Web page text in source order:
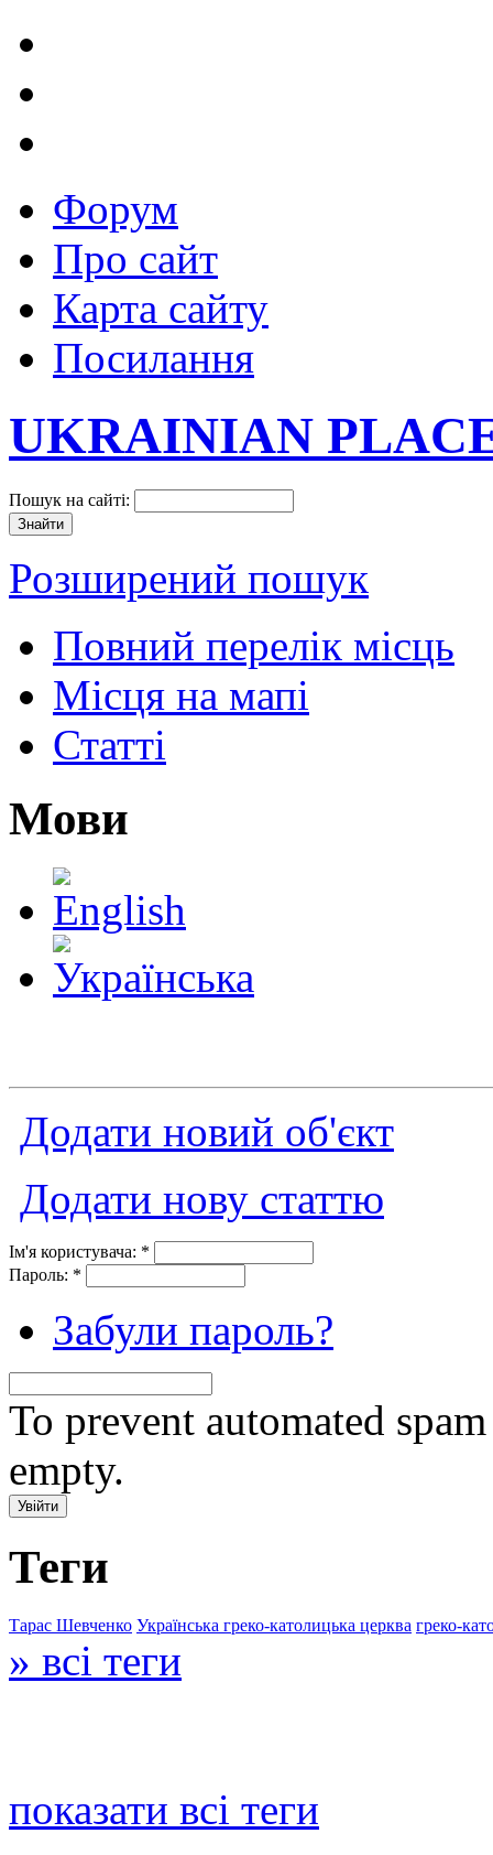
Форум
Про сайт
Карта сайту
Посилання
UKRAINIAN
Пошук на сайті:
Розширений пошук
Повний перелік місць
Місця на мапі
Статті
Мови
Додати новий об'єкт
Додати нову статтю
Ім'я користувача: *
Пароль: *
Забули пароль?
To prevent automated
empty.
Теги
Тарас Шевченко Українська греко-католицька церква греко-
» всі теги
показати всі теги